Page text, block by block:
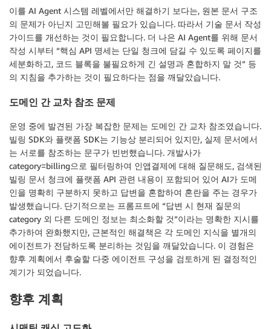
이를 AI Agent 시스템 레벨에서만 해결하기 보다는, 원본 문서 구조
의 문제가 아닌지 고민해볼 필요가 있습니다. 따라서 기술 문서 작성
가이드를 개선하는 것이 필요합니다. 더 나은 AI Agent를 위해 문서
작성 시부터 “핵심 API 명세는 단일 청크에 담길 수 있도록 페이지를
세분화하고, 코드 블록을 불필요하게 긴 설명과 혼합하지 말 것” 등
의 지침을 추가하는 것이 필요하다는 점을 깨달았습니다.
도메인 간 교차 참조 문제
운영 중에 발견된 가장 복잡한 문제는 도메인 간 교차 참조였습니다.
빌링 SDK와 플랫폼 SDK는 기능상 분리되어 있지만, 실제 문서에서
는 서로를 참조하는 문구가 빈번했습니다. 개발사가
category=billing으로 필터링하여 인앱결제에 대해 질문해도, 검색된
빌링 문서 청크에 플랫폼 API 관련 내용이 포함되어 있어 AI가 도메
인을 명확히 구분하지 못하고 답변을 혼합하여 혼란을 주는 경우가
발생했습니다. 단기적으로는 프롬프트에 “답변 시 현재 질문의
category 외 다른 도메인 정보는 최소화할 것”이라는 명확한 지시를
추가하여 완화했지만, 근본적인 해결책은 각 도메인 지식을 별개의
에이전트가 전담하도록 분리하는 것임을 깨달았습니다. 이 경험은
향후 계획에서 후술할 다중 에이전트 구성을 검토하게 된 결정적인
계기가 되었습니다.
향후 계획